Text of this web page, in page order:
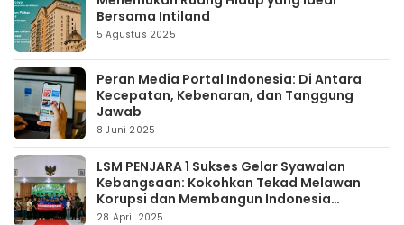
Bersama Intiland
5 Agustus 2025
Peran Media Portal Indonesia: Di Antara
Kecepatan, Kebenaran, dan Tanggung
Jawab
8 Juni 2025
LSM PENJARA 1 Sukses Gelar Syawalan
Kebangsaan: Kokohkan Tekad Melawan
Korupsi dan Membangun Indonesia
Berintegritas
28 April 2025